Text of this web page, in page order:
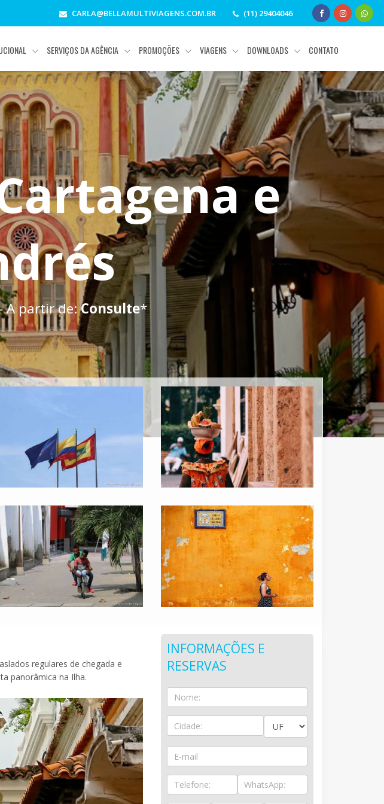
CARLA@BELLAMULTIVIAGENS.COM.BR (11) 29404046
SERVIÇOS DA AGÊNCIA PROMOÇÕES VIAGENS DOWNLOADS CONTATO
e
A partir de:Consulte*
regulares de chegada e
panorâmica na Ilha.
INFORMAÇÕES E
RESERVAS